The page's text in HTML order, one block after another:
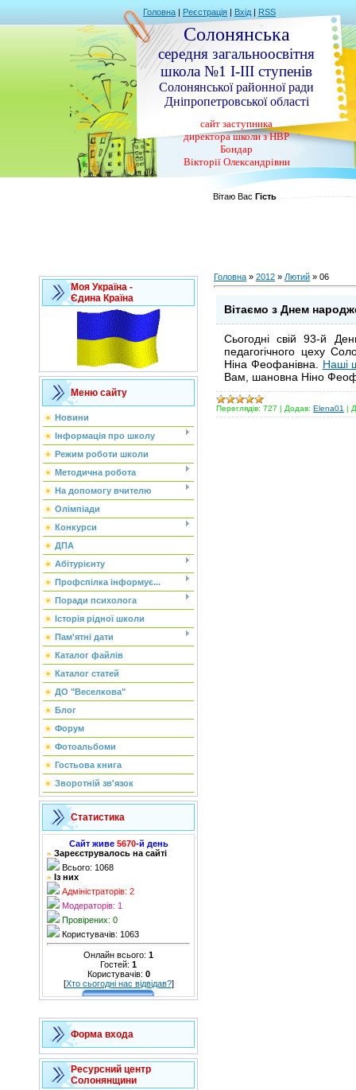
Головна | Реєстрація | Вхід | RSS
Солонянська
середня загальноосвітня
школа №1 І-ІІІ ступенів
Солонянської районної ради
Дніпропетровської області
сайт заступника
директора школи з НВР
Бондар
Вікторії Олександрівни
Вітаю Вас Гість
Моя Україна -
Єдина Країна
Меню сайту
Новини
Інформація про школу
Режим роботи школи
Методична робота
На допомогу вчителю
Олімпіади
Конкурси
ДПА
Абітурієнту
Профспілка інформує...
Поради психолога
Історія рідної школи
Пам'ятні дати
Каталог файлів
Каталог статей
ДО "Веселкова"
Блог
Форум
Фотоальбоми
Гостьова книга
Зворотній зв'язок
Статистика
Сайт живе 5670-й день
» Зареєструвалось на сайті
Всього: 1068
» Із них
Адміністраторів: 2
Модераторів: 1
Провірених: 0
Користувачів: 1063
Онлайн всього: 1
Гостей: 1
Користувачів: 0
[Хто сьогодні нас відвідав?]
Форма входа
Ресурсний центр
Солонянщини
Головна » 2012 » Лютий » 06
Вітаємо з Днем
Сьогодні свій 93-й
педагогічного цеху
Ніна Феофанівна. Наші
Вам, шановна Ніно
Переглядів: 727 | Додав: Elena01 |